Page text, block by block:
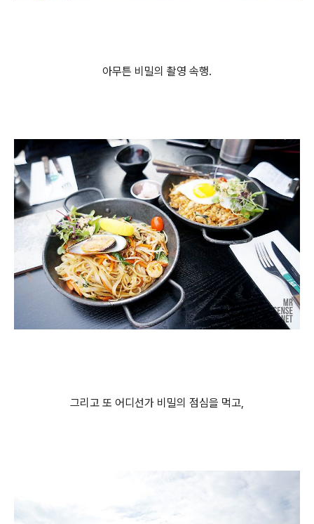
아무튼 비밀의 촬영 속행.
그리고 또 어디선가 비밀의 점심을 먹고,